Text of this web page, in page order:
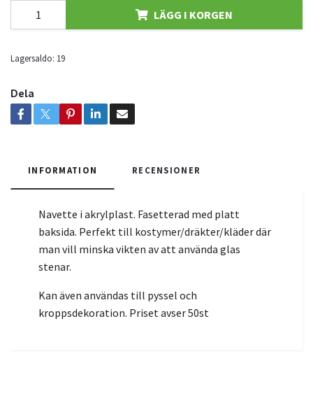
LÄGG I KORGEN
Lagersaldo: 19
Dela
INFORMATION RECENSIONER
Navette i akrylplast. Fasetterad med platt
baksida. Perfekt till kostymer/dräkter/kläder där
man vill minska vikten av att använda glas
stenar.
Kan även användas till pyssel och
kroppsdekoration. Priset avser 50st